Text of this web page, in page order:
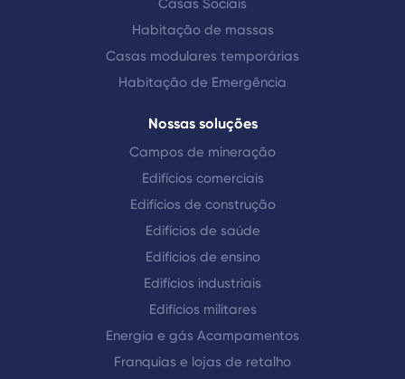
Casas Sociais
Habitação de massas
Casas modulares temporárias
Habitação de Emergência
Nossas soluções
Campos de mineração
Edifícios comerciais
Edifícios de construção
Edifícios de saúde
Edifícios de ensino
Edifícios industriais
Edifícios militares
Energia e gás Acampamentos
Franquias e lojas de retalho